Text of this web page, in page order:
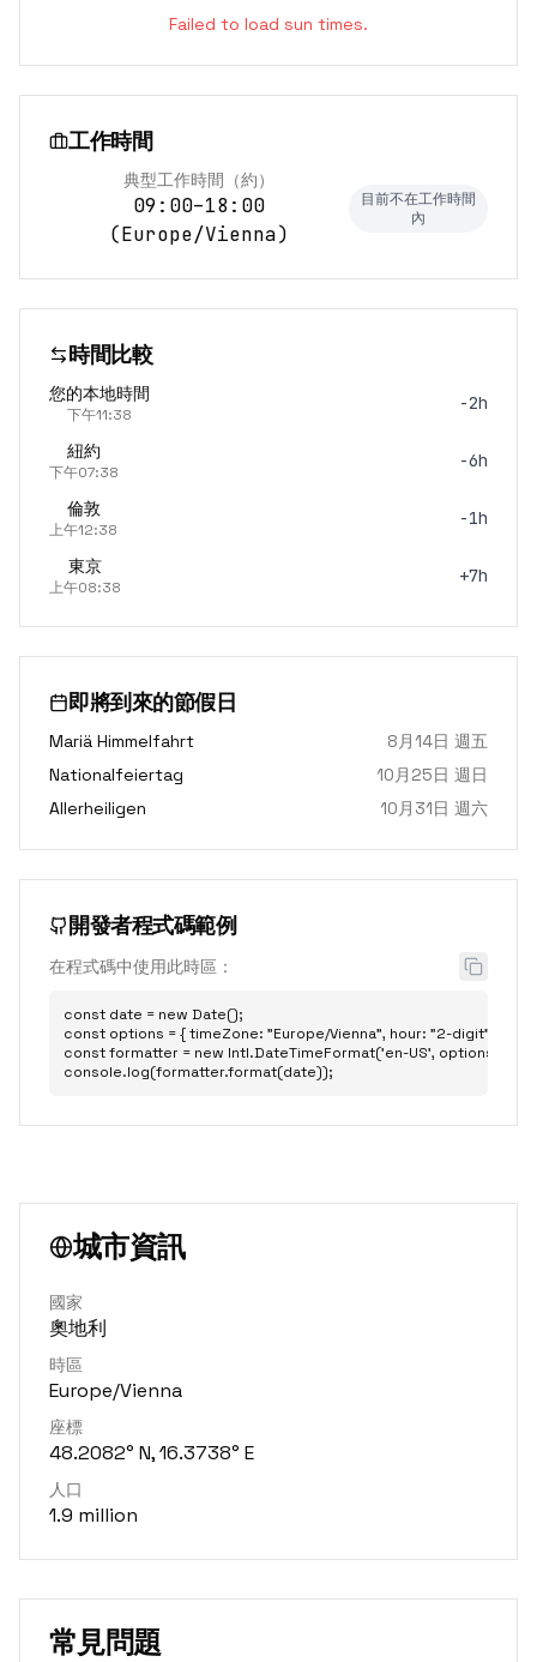
Failed to load sun times.
工作時間
典型工作時間（約）
09:00–18:00
(Europe/Vienna)
目前不在工作時間
內
時間比較
您的本地時間
下午11:38
-2h
紐約
下午07:38
-6h
倫敦
上午12:38
-1h
東京
上午08:38
+7h
即將到來的節假日
Mariä Himmelfahrt
8月14日 週五
Nationalfeiertag
10月25日 週日
Allerheiligen
10月31日 週六
開發者程式碼範例
在程式碼中使用此時區：
const date = new Date();
const options = { timeZone: "Europe/Vienna", hour: "2-digit",
const formatter = new Intl.DateTimeFormat('en-US', options);
console.log(formatter.format(date));
城市資訊
國家
奧地利
時區
Europe/Vienna
座標
48.2082° N, 16.3738° E
人口
1.9 million
常見問題